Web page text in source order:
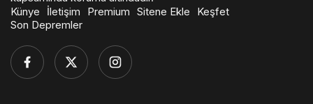
Künye
İletişim Premium Sitene Ekle
Keşfet
Son Depremler